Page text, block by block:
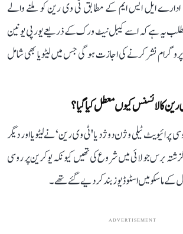
ادارے ایل ایس ایم کے مطابق ٹی وی رین کو ملنے والے
یہ ہے کہ اسے کیبل نیٹ ورک کے ذریعے یورپی یونین
نشر کرنے کی اجازت ہو گی جس میں لیٹویا بھی شامل
کا لائسنس کیوں معطل کیا گیا؟
پرائیویٹ ٹیلی وژن دوژد یا 'ٹی وی رین‘ نے لیٹویا اور دیگر
برس جولائی میں شروع کی تھیں کیونکہ یوکرین پر روسی
ماسکو میں اسٹوڈیوز بند کر دیے گئے تھے۔
ADVERTISEMENT